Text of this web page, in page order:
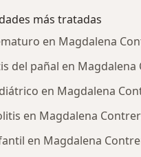
más tratadas
en Magdalena
del pañal en Magdalena
en Magdalena
en Magdalena
en Magdalena